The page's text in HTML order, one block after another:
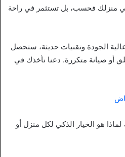
منزلك فحسب، بل تستثمر في راحة
الجودة وتقنيات حديثة، ستحصل
أو صيانة متكررة. دعنا نأخذك في
هو الخيار الذكي لكل منزل أو